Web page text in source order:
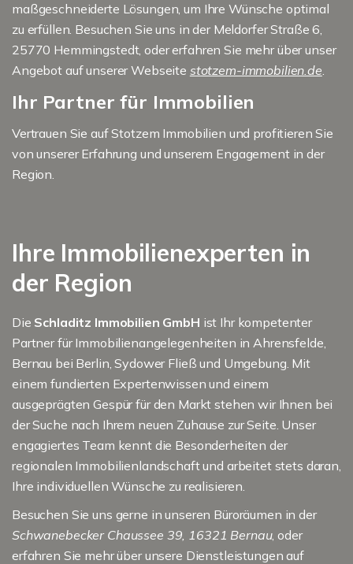
maßgeschneiderte Lösungen, um Ihre Wünsche optimal
zu erfüllen. Besuchen Sie uns in der Meldorfer Straße 6,
25770 Hemmingstedt, oder erfahren Sie mehr über unser
Angebot auf unserer Webseite stotzem-immobilien.de.
Ihr Partner für Immobilien
Vertrauen Sie auf Stotzem Immobilien und profitieren Sie
von unserer Erfahrung und unserem Engagement in der
Region.
Ihre Immobilienexperten in
der Region
Die Schladitz Immobilien GmbH ist Ihr kompetenter
Partner für Immobilienangelegenheiten in Ahrensfelde,
Bernau bei Berlin, Sydower Fließ und Umgebung. Mit
einem fundierten Expertenwissen und einem
ausgeprägten Gespür für den Markt stehen wir Ihnen bei
der Suche nach Ihrem neuen Zuhause zur Seite. Unser
engagiertes Team kennt die Besonderheiten der
regionalen Immobilienlandschaft und arbeitet stets daran,
Ihre individuellen Wünsche zu realisieren.
Besuchen Sie uns gerne in unseren Büroräumen in der
Schwanebecker Chaussee 39, 16321 Bernau, oder
erfahren Sie mehr über unsere Dienstleistungen auf